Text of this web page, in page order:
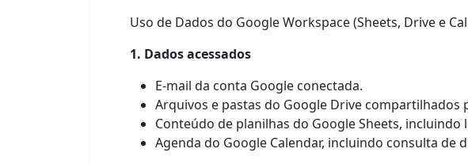
Uso de Dados do Google Workspace (Sheets, Drive e
1. Dados acessados
E-mail da conta Google conectada.
Arquivos e pastas do Google Drive compartilhados
Conteúdo de planilhas do Google Sheets, incluindo
Agenda do Google Calendar, incluindo consulta de